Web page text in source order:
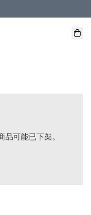
送貨、本地取貨 )
可能已下架。